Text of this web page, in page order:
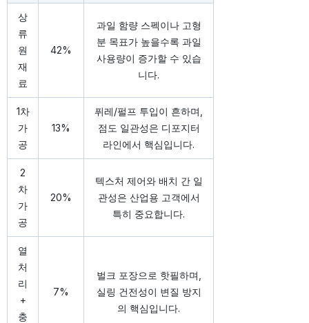
상
류
원
재
료
42%
과일 함량 스펙이나 고형
분 목표가 높을수록 과일
사용량이 증가할 수 있습
니다.
1차
가
공
13%
퓌레/펄프 투입이 흔하며,
점도 일관성은 디포지터
라인에서 핵심입니다.
2
차
가
공
20%
텍스처 제어와 배치 간 일
관성은 산업용 고객에서
특히 중요합니다.
열
처
리
+
충
7%
벌크 포장으로 핫필하며,
실링 건전성이 변질 방지
의 핵심입니다.